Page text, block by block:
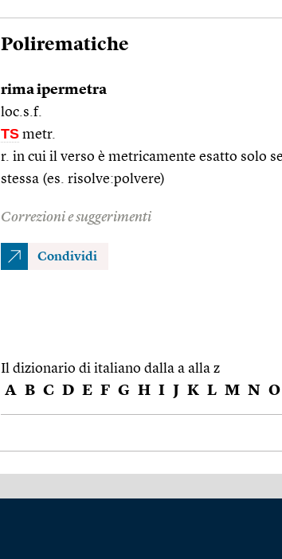
Polirematiche
rima ipermetra
loc.s.f.
TS metr.
r. in cui il verso è metricamente esatto solo
stessa (es. risolve:polvere)
Correzioni e suggerimenti
Condividi
Il dizionario di italiano dalla a alla z
A B C D E F G H I J K L M N O